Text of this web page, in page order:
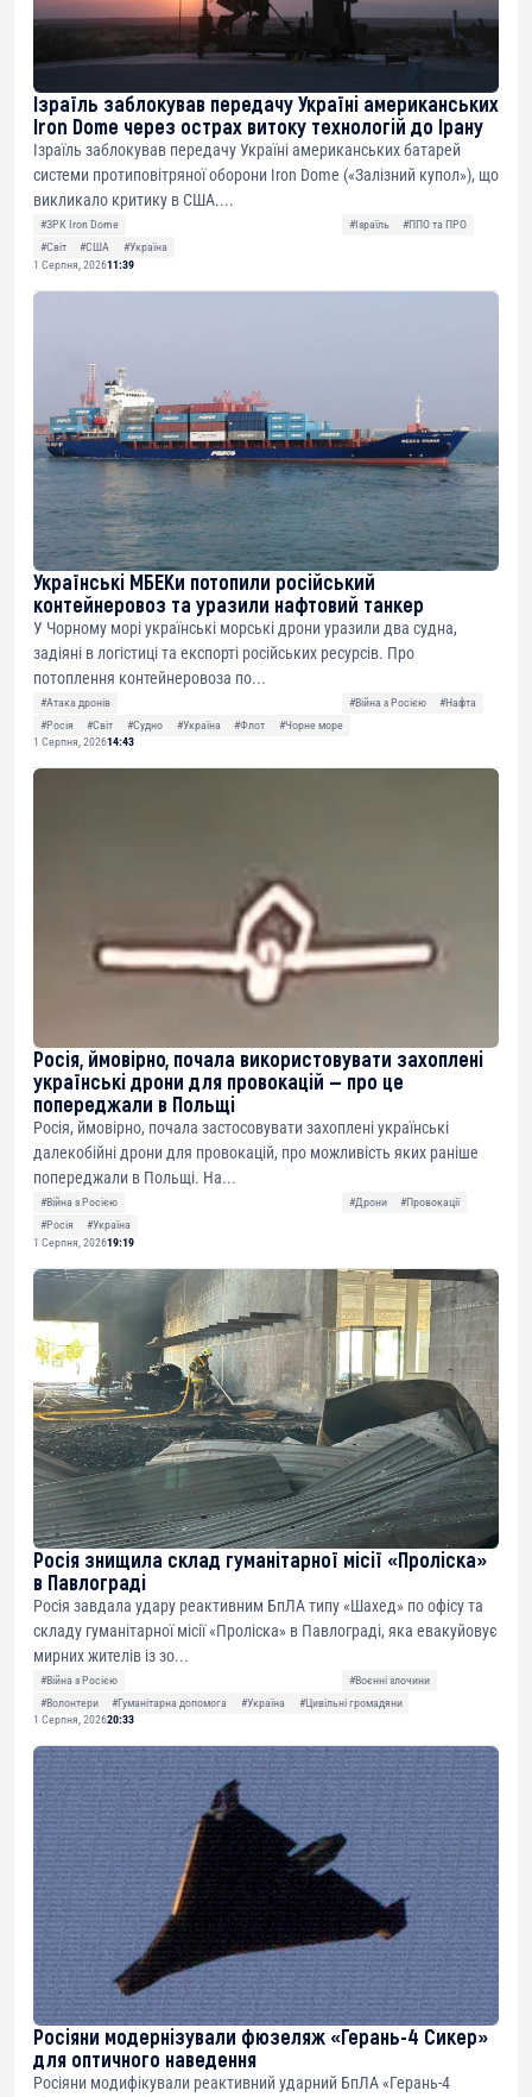
Ізраїль заблокував передачу Україні американських
Iron Dome через острах витоку технологій до Ірану
Ізраїль заблокував передачу Україні американських батарей
системи протиповітряної оборони Iron Dome («Залізний купол»), що
викликало критику в США....
#ЗРК Iron Dome #Ізраїль
#ППО та ПРО
#Світ
#США
#Україна
1 Серпня, 202611:39
Українські МБЕКи потопили російський
контейнеровоз та уразили нафтовий танкер
У Чорному морі українські морські дрони уразили два судна,
задіяні в логістиці та експорті російських ресурсів. Про
потоплення контейнеровоза по...
#Атака дронів #Війна з Росією
#Нафта
#Росія
#Світ #Судно #Україна #Флот
#Чорне море
1 Серпня, 202614:43
Росія, ймовірно, почала використовувати захоплені
українські дрони для провокацій — про це
попереджали в Польщі
Росія, ймовірно, почала застосовувати захоплені українські
далекобійні дрони для провокацій, про можливість яких раніше
попереджали в Польщі. На...
#Війна з Росією #Дрони
#Провокації
#Росія
#Україна
1 Серпня, 202619:19
Росія знищила склад гуманітарної місії «Проліска»
в Павлограді
Росія завдала удару реактивним БпЛА типу «Шахед» по офісу та
складу гуманітарної місії «Проліска» в Павлограді, яка евакуйовує
мирних жителів із зо...
#Війна з Росією
#Воєнні злочини
#Волонтери
#Гуманітарна допомога #Україна
#Цивільні громадяни
1 Серпня, 202620:33
Росіяни модернізували фюзеляж «Герань-4 Сикер»
для оптичного наведення
Росіяни модифікували реактивний ударний БпЛА «Герань-4